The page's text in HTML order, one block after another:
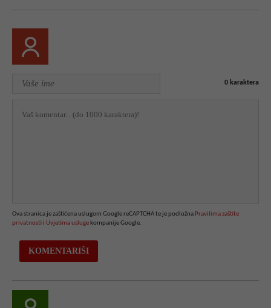
0 karaktera
Ova stranica je zaštićena uslugom Google reCAPTCHA te je podložna Pravilima zaštite
privatnosti i Uvjetima usluge kompanije Google.